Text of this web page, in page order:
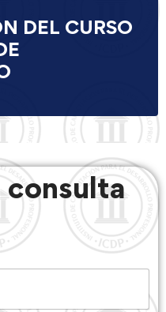
DEL CURSO
consulta